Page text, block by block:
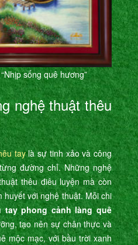
sống quê hương”
nghệ thuật thêu
taylà sự tinh xảo và công
đường chỉ. Những nghệ
thêu điêu luyện mà còn
với nghệ thuật. Mỗi chi
tay phong cảnh làng quê
tạo nên sự chân thực và
mộc mạc, với bầu trời xanh